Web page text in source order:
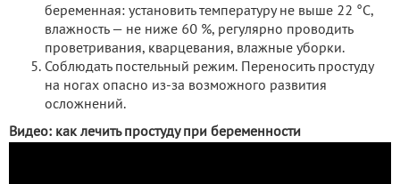
беременная: установить температуру не выше 22 °С,
влажность — не ниже 60 %, регулярно проводить
проветривания, кварцевания, влажные уборки.
Соблюдать постельный режим. Переносить простуду
на ногах опасно из-за возможного развития
осложнений.
Видео: как лечить простуду при беременности